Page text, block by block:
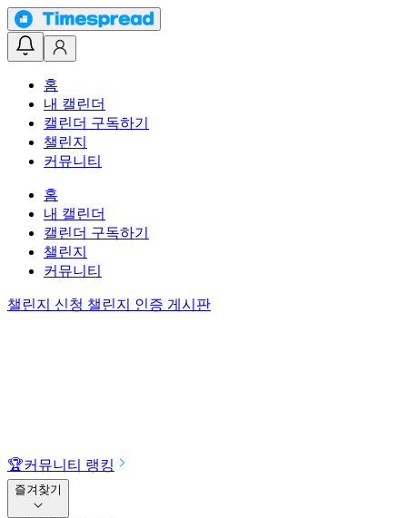
홈
내 캘린더
캘린더 구독하기
챌린지
커뮤니티
홈
내 캘린더
캘린더 구독하기
챌린지
커뮤니티
챌린지 신청 챌린지 인증 게시판
🏆커뮤니티 랭킹
즐겨찾기